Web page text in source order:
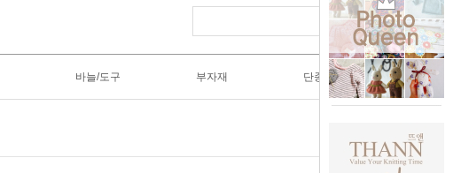
바늘/도구 부자재 단종SALE50%